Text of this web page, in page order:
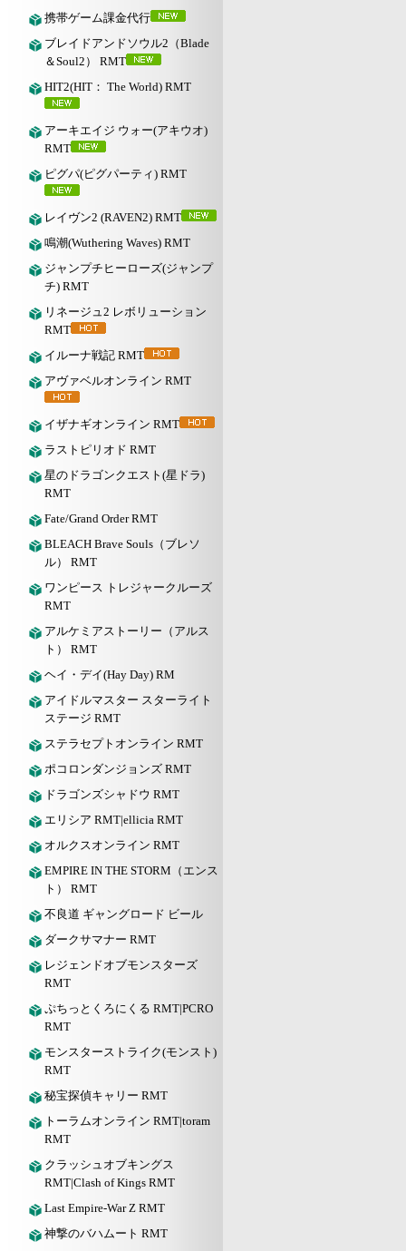
携帯ゲーム課金代行
ブレイドアンドソウル2（Blade
＆Soul2） RMT
HIT2(HIT： The World) RMT
アーキエイジ ウォー(アキウオ)
RMT
ピグパ(ピグパーティ) RMT
レイヴン2 (RAVEN2) RMT
鳴潮(Wuthering Waves) RMT
ジャンプチヒーローズ(ジャンプ
チ) RMT
リネージュ2 レボリューション
RMT
イルーナ戦記 RMT
アヴァベルオンライン RMT
イザナギオンライン RMT
ラストピリオド RMT
星のドラゴンクエスト(星ドラ)
RMT
Fate/Grand Order RMT
BLEACH Brave Souls（ブレソ
ル） RMT
ワンピース トレジャークルーズ
RMT
アルケミアストーリー（アルス
ト） RMT
ヘイ・デイ(Hay Day) RM
アイドルマスター スターライト
ステージ RMT
ステラセプトオンライン RMT
ポコロンダンジョンズ RMT
ドラゴンズシャドウ RMT
エリシア RMT|ellicia RMT
オルクスオンライン RMT
EMPIRE IN THE STORM（エンス
ト） RMT
不良道 ギャングロード ビール
ダークサマナー RMT
レジェンドオブモンスターズ
RMT
ぷちっとくろにくる RMT|PCRO
RMT
モンスターストライク(モンスト)
RMT
秘宝探偵キャリー RMT
トーラムオンライン RMT|toram
RMT
クラッシュオブキングス
RMT|Clash of Kings RMT
Last Empire-War Z RMT
神撃のバハムート RMT